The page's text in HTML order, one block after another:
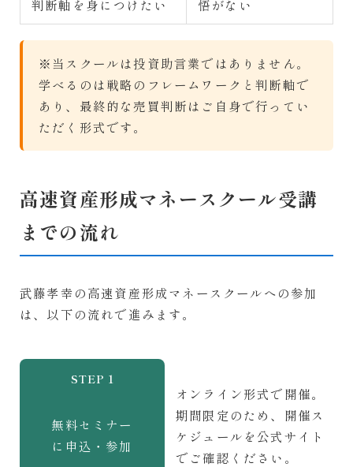
判断軸を身につけたい 悟がない
※当スクールは投資助言業ではありません。
学べるのは戦略のフレームワークと判断軸で
あり、最終的な売買判断はご自身で行ってい
ただく形式です。
高速資産形成マネースクール受講
までの流れ
武藤孝幸の高速資産形成マネースクールへの参加
は、以下の流れで進みます。
STEP 1
無料セミナー
に申込・参加
オンライン形式で開催。
期間限定のため、開催ス
ケジュールを公式サイト
でご確認ください。